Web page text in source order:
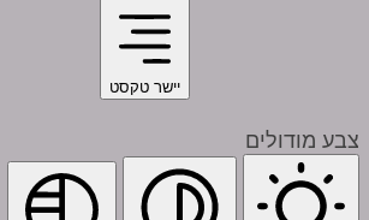
יישר טקסט
צבע מודולים